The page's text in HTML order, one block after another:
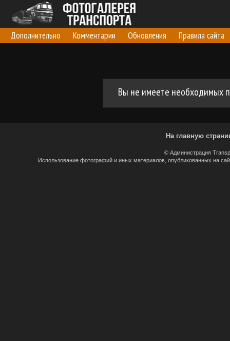
Дополнительно Комментарии Обновления Правила сайта
Вы не имеете необходимых
На главную
© Администрация
Использование фотографий и иных материалов, опубликованных на